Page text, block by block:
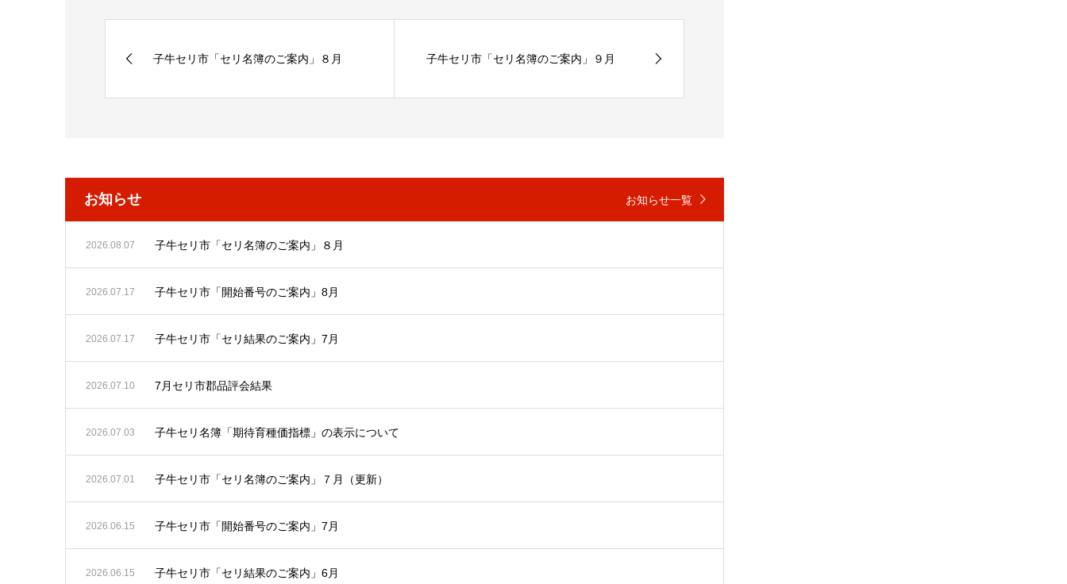
子牛セリ市「セリ名簿のご案内」８月 子牛セリ市「セリ名簿のご案内」９月
お知らせ お知らせ一覧
2026.08.07 子牛セリ市「セリ名簿のご案内」８月
2026.07.17 子牛セリ市「開始番号のご案内」8月
2026.07.17 子牛セリ市「セリ結果のご案内」7月
2026.07.10 7月セリ市郡品評会結果
2026.07.03 子牛セリ名簿「期待育種価指標」の表示について
2026.07.01 子牛セリ市「セリ名簿のご案内」７月（更新）
2026.06.15 子牛セリ市「開始番号のご案内」7月
2026.06.15 子牛セリ市「セリ結果のご案内」6月